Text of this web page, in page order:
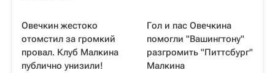
Овечкин жестоко
отомстил за громкий
провал. Клуб Малкина
публично унизили!
Гол и пас Овечкина
помогли "Вашингтону"
разгромить "Питтсбург"
Малкина